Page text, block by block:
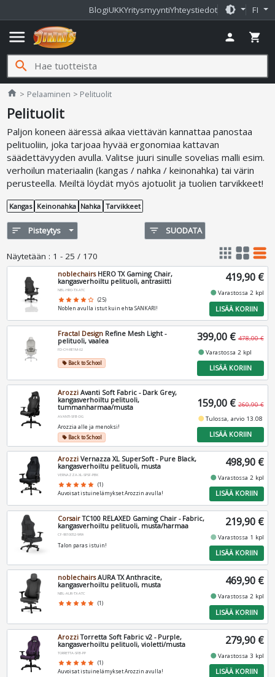
BlogiUKKYritysmyyntiYhteystiedot brightness_medium FI
menu person shopping_cart
search
home Jimms.fi
Pelaaminen Pelituolit
Pelituolit
Paljon koneen ääressä aikaa viettävän kannattaa panostaa
pelituoliin, joka tarjoaa hyvää ergonomiaa kattavan
säädettävyyden avulla. Valitse juuri sinulle sovelias malli esim.
verhoilun materiaalin (kangas / nahka / keinonahka) tai värin
perusteella. Meiltä löydät myös ajotuolit ja tuolien tarvikkeet!
Kangas Keinonahka Nahka Tarvikkeet
sort Pisteytys filter_list SUODATA
Näytetään : 1 - 25 / 170 apps grid_view table_rows
noblechairsHERO TX Gaming Chair,
kangasverhoiltu pelituoli, antrasiitti
NBL-HRO-TX-ATC
star star star star star_border (25)
Noblen avulla istut kuin ehta SANKARI!
419,90 €
fiber_manual_recordVarastossa 2 kpl
LISÄÄ KORIIN
Fractal Design Refine Mesh Light -
pelituoli, vaalea
FD-CH-RE1M-02
local_offerBack to School
399,00 € 478,00 €
fiber_manual_recordVarastossa 2 kpl
LISÄÄ KORIIN
Arozzi Avanti Soft Fabric - Dark Grey,
kangasverhoiltu pelituoli,
tummanharmaa/musta
AVANTI-SFB-DG
Arozzia alle ja menoksi!
local_offerBack to School
159,00 € 260,90 €
fiber_manual_recordTulossa, arvio 13.08
LISÄÄ KORIIN
Arozzi Vernazza XL SuperSoft - Pure Black,
kangasverhoiltu pelituoli, musta
VERNAZZA-XL-SPSF-PBK
star star star star star (1)
Auvoisat istuinelämykset Arozzin avulla!
498,90 €
fiber_manual_recordVarastossa 2 kpl
LISÄÄ KORIIN
CorsairTC100 RELAXED Gaming Chair - Fabric,
kangasverhoiltu pelituoli, musta/harmaa
CF-9010052-WW
Talon paras istuin!
219,90 €
fiber_manual_recordVarastossa 1 kpl
LISÄÄ KORIIN
noblechairsAURA TX Anthracite,
kangasverhoiltu pelituoli, musta
NBL-AUR-TX-ATC
star star star star star (1)
469,90 €
fiber_manual_recordVarastossa 2 kpl
LISÄÄ KORIIN
ArozziTorretta Soft Fabric v2 - Purple,
kangasverhoiltu pelituoli, violetti/musta
TORRETTA-SFB-PP
star star star star star (1)
Auvoisat istuinelämykset Arozzin avulla!
279,90 €
fiber_manual_recordVarastossa 3 kpl
LISÄÄ KORIIN